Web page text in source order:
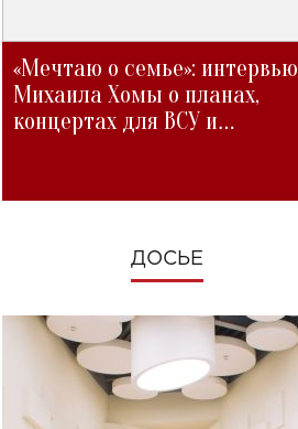
«Мечтаю о семье»: интервью
Михаила Хомы о планах,
концертах для ВСУ и
ДОСЬЕ